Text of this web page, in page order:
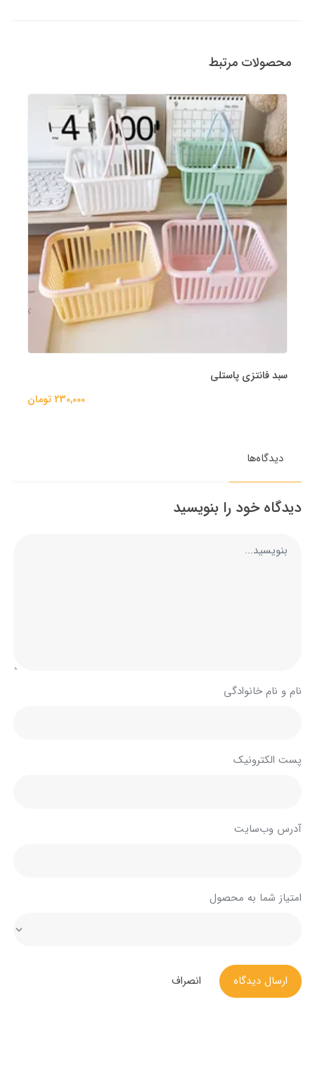
محصولات مرتبط
سبد فانتزی پاستلی
230,000 تومان
دیدگاه‌ها
دیدگاه خود را بنویسید
نام و نام خانوادگی
پست الکترونیک
آدرس وب‌سایت
امتیاز شما به محصول
ارسال دیدگاه انصراف